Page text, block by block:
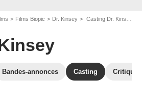
Films Biopic Dr. Kinsey Casting Dr. Kinsey
Bandes-annonces Casting